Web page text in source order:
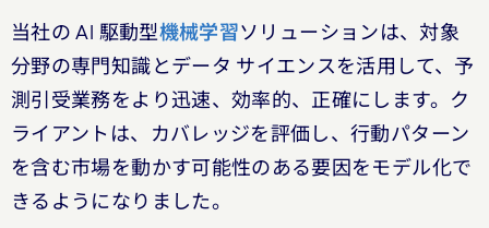
当社の AI 駆動型機械学習ソリューションは、対象
分野の専門知識とデータ サイエンスを活用して、予
測引受業務をより迅速、効率的、正確にします。ク
ライアントは、カバレッジを評価し、行動パターン
を含む市場を動かす可能性のある要因をモデル化で
きるようになりました。